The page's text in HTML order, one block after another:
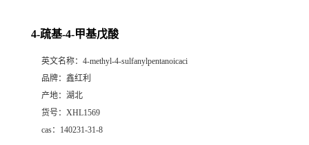
4-疏基-4-甲基戊酸
英文名称： 4-methyl-4-sulfanylpentanoicaci
品牌： 鑫红利
产地： 湖北
货号： XHL1569
cas： 140231-31-8